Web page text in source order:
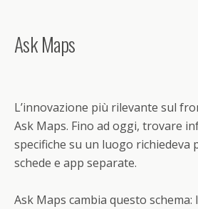
Ask Maps
L’innovazione più rilevante sul
Ask Maps. Fino ad oggi, trovare
specifiche su un luogo richiedeva
schede e app separate.
Ask Maps cambia questo